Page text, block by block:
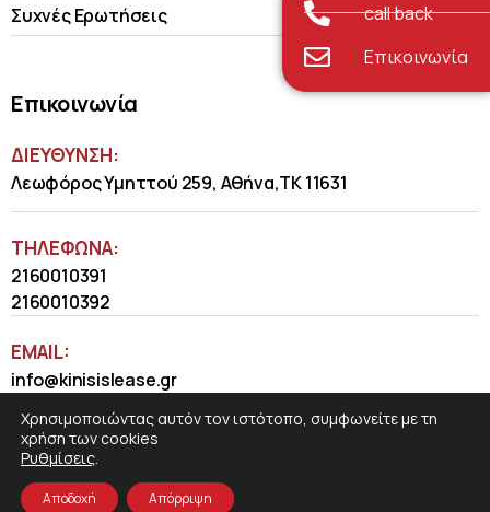
Συχνές Ερωτήσεις
Επικοινωνία
ΔΙΕΥΘΥΝΣΗ:
Λεωφόρος Υμηττού 259, Αθήνα,ΤΚ 11631
ΤΗΛΈΦΩΝΑ:
2160010391
2160010392
EMAIL:
info@kinisislease.gr
call back
Επικοινωνία
Χρησιμοποιώντας αυτόν τον ιστότοπο, συμφωνείτε με τη
χρήση των cookies
Ρυθμίσεις.
Αποδοχή Απόρριψη